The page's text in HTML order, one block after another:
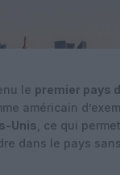
le premier pays
américain
Unis , ce qui
dans le pays